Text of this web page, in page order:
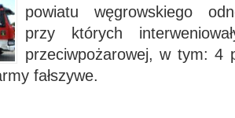
powiatu węgrowskiego
przy których
przeciwpożarowej, w tym: 4
fałszywe.